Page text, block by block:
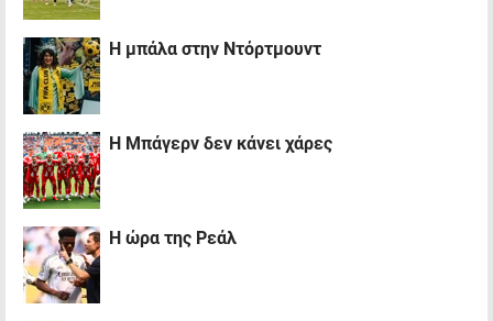
H μπάλα στην Ντόρτμουντ
H Mπάγερν δεν κάνει χάρες
H ώρα της Ρεάλ